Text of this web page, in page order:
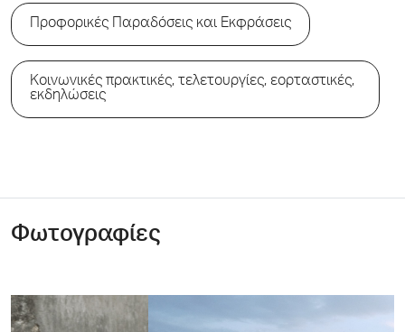
Προφορικές Παραδόσεις και Εκφράσεις
Κοινωνικές πρακτικές, τελετουργίες, εορταστικές,
εκδηλώσεις
Φωτογραφίες